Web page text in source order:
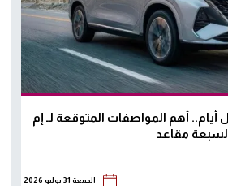
أيام.. أهم المواصفات المتوقعة لـ إم
الجمعة 31 يوليو 2026